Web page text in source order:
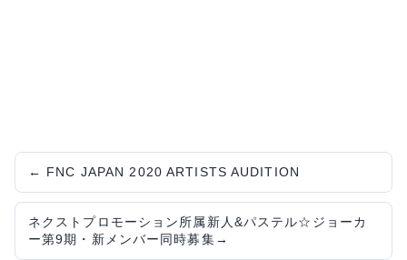
← FNC JAPAN 2020 ARTISTS AUDITION
ネクストプロモーション所属新人&パステル☆ジョーカ
ー第9期・新メンバー同時募集→